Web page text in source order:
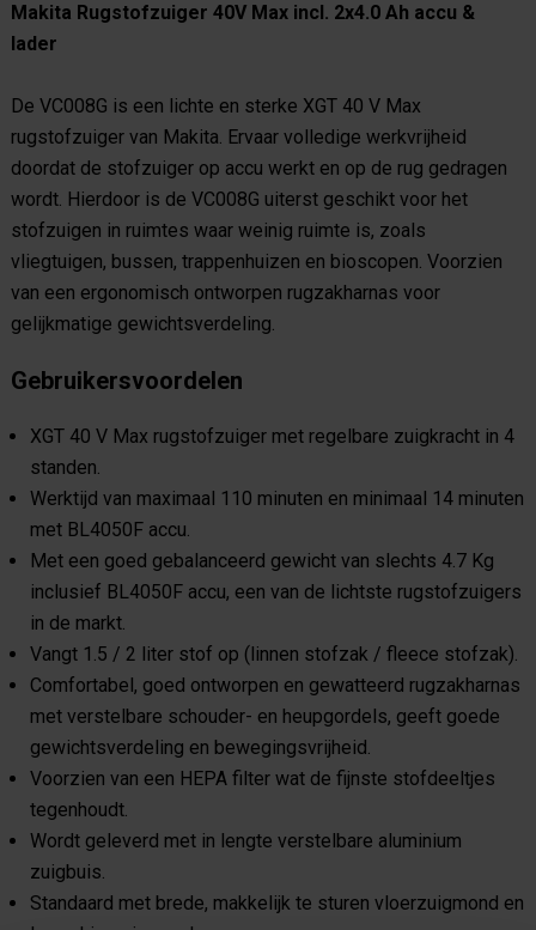
Makita Rugstofzuiger 40V Max incl. 2x4.0 Ah accu &
lader
De VC008G is een lichte en sterke XGT 40 V Max
rugstofzuiger van Makita. Ervaar volledige werkvrijheid
doordat de stofzuiger op accu werkt en op de rug gedragen
wordt. Hierdoor is de VC008G uiterst geschikt voor het
stofzuigen in ruimtes waar weinig ruimte is, zoals
vliegtuigen, bussen, trappenhuizen en bioscopen. Voorzien
van een ergonomisch ontworpen rugzakharnas voor
gelijkmatige gewichtsverdeling.
Gebruikersvoordelen
XGT 40 V Max rugstofzuiger met regelbare zuigkracht in 4
standen.
Werktijd van maximaal 110 minuten en minimaal 14 minuten
met BL4050F accu.
Met een goed gebalanceerd gewicht van slechts 4.7 Kg
inclusief BL4050F accu, een van de lichtste rugstofzuigers
in de markt.
Vangt 1.5 / 2 liter stof op (linnen stofzak / fleece stofzak).
Comfortabel, goed ontworpen en gewatteerd rugzakharnas
met verstelbare schouder- en heupgordels, geeft goede
gewichtsverdeling en bewegingsvrijheid.
Voorzien van een HEPA filter wat de fijnste stofdeeltjes
tegenhoudt.
Wordt geleverd met in lengte verstelbare aluminium
zuigbuis.
Standaard met brede, makkelijk te sturen vloerzuigmond en